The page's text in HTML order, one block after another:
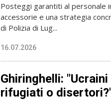
Posteggi garantiti al personale
accessorie e una strategia
di Polizia di Lug...
16.07.2026
Ghiringhelli:
rifugiati o